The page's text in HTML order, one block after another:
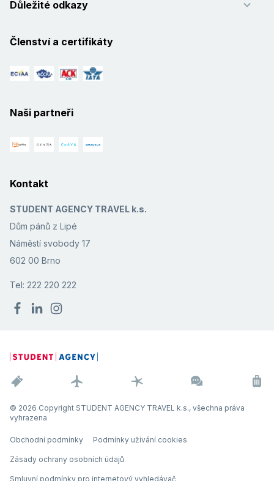
Důležité odkazy
Členství a certifikáty
Naši partneři
Kontakt
STUDENT AGENCY TRAVEL k.s.
Dům pánů z Lipé
Náměstí svobody 17
602 00 Brno
Tel: 222 220 222
© 2026 Copyright STUDENT AGENCY TRAVEL k.s., všechna práva
vyhrazena
Obchodní podmínky Podmínky užívání cookies
Zásady ochrany osobních údajů
Smluvní podmínky pro internetový vyhledávač